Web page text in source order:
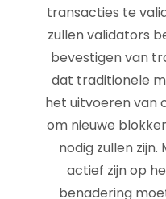
transacties te
zullen validators
bevestigen van
dat traditionele
het uitvoeren van
om nieuwe
nodig zullen
actief zijn op
benadering